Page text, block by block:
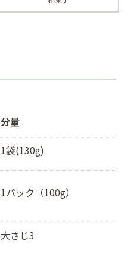
分量
1袋(130g)
1パック（100g）
大さじ3